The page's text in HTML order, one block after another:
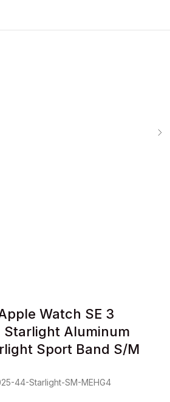
Watch SE 3
Aluminum
Sport Band S/M
44-Starlight-SM-MEHG4